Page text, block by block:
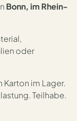
Bonn, im Rhein-
oder
Karton im Lager.
Teilhabe.